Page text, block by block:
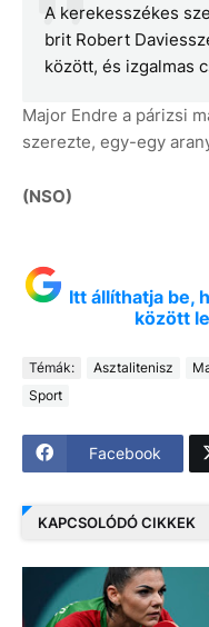
A kerekesszékes
brit Robert
között, és izgalmas
Major Endre a párizsi
szerezte, egy-egy
(NSO)
Itt állíthatja be,
között
Témák: Asztalitenisz
Sport
Facebook
KAPCSOLÓDÓ CIKKEK